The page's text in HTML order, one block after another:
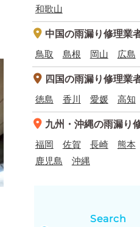
和歌山
中国の雨漏り修理業
鳥取
島根 岡山 広島
四国の雨漏り修理業
徳島
香川 愛媛 高知
九州・沖縄の雨漏り
福岡
佐賀 長崎 熊本
鹿児島
沖縄
Search